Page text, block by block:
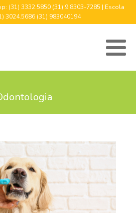
(31) 3332.5850 (31) 9 8303-7285 | Escola
3024.5686 (31) 983040194